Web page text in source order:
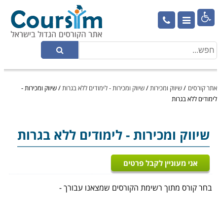

אתר קורסים /שיווק ומכירות/שיווק ומכירות - לימודים ללא בגרות/שיווק ומכירות -
לימודים ללא בגרות
שיווק ומכירות- לימודים ללא בגרות
אני מעוניין לקבל פרטים
בחר קורס מתוך רשימת הקורסים שמצאנו עבורך -